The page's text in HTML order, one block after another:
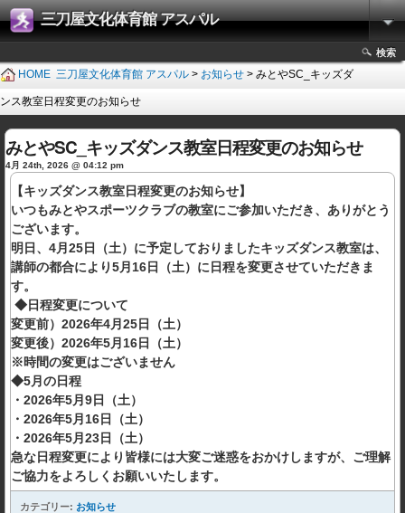
三刀屋文化体育館 アスパル
検索
HOME 三刀屋文化体育館 アスパル > お知らせ > みとやSC_キッズダ
ンス教室日程変更のお知らせ
みとやSC_キッズダンス教室日程変更のお知らせ
4月 24th, 2026 @ 04:12 pm
【キッズダンス教室日程変更のお知らせ】
いつもみとやスポーツクラブの教室にご参加いただき、ありがとう
ございます。
明日、4月25日（土）に予定しておりましたキッズダンス教室は、
講師の都合により5月16日（土）に日程を変更させていただきま
す。
◆日程変更について
変更前）2026年4月25日（土）
変更後）2026年5月16日（土）
※時間の変更はございません
◆5月の日程
・2026年5月9日（土）
・2026年5月16日（土）
・2026年5月23日（土）
急な日程変更により皆様には大変ご迷惑をおかけしますが、ご理解
ご協力をよろしくお願いいたします。
カテゴリー: お知らせ